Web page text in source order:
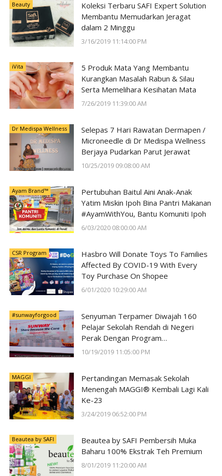
Beauty
Koleksi Terbaru SAFI Expert Solution
Membantu Memudarkan Jeragat
dalam 2 Minggu
3/16/2019 11:14:00 PM
iVita
5 Produk Mata Yang Membantu
Kurangkan Masalah Rabun & Silau
Serta Memelihara Kesihatan Mata
7/26/2019 11:39:00 AM
Dr Medispa Wellness
Selepas 7 Hari Rawatan Dermapen /
Microneedle di Dr Medispa Wellness
Berjaya Pudarkan Parut Jerawat
10/25/2019 09:08:00 AM
Ayam Brand™
Pertubuhan Baitul Aini Anak-Anak
Yatim Miskin Ipoh Bina Pantri Makanan
#AyamWithYou, Bantu Komuniti Ipoh
6/03/2020 08:00:00 AM
CSR Program
Hasbro Will Donate Toys To Families
Affected By COVID-19 With Every
Toy Purchase On Shopee
6/01/2020 10:29:00 AM
#sunwayforgood
Senyuman Terpamer Diwajah 160
Pelajar Sekolah Rendah di Negeri
Perak Dengan Program
#SunwayForGood Deepavali Cheer di
10/19/2019 11:05:00 PM
MAGGI
Pertandingan Memasak Sekolah
Menengah MAGGI® Kembali Lagi Kali
Ke-23
3/24/2019 06:52:00 PM
Beautea by SAFI
Beautea by SAFI Pembersih Muka
Baharu 100% Ekstrak Teh Premium
8/01/2019 11:20:00 AM